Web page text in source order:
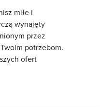
miłe i
wynajęty
przez
potrzebom.
ofert